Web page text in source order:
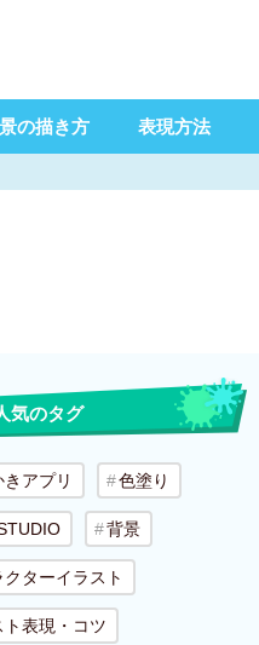
の描き方 表現方法
気のタグ
アプリ 色塗り
背景
ターイラスト
ト表現・コツ